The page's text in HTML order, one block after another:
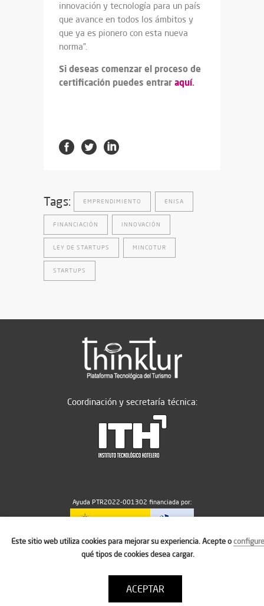
innovación y tecnología para un país
que avance en todos los ámbitos y
que ya es pionero con esta nueva
norma”.
Si deseas comenzar el proceso de
certificación puedes entrar aquí.
Tags: EMPRENDIMIENTO ENISA
FINANCIACIÓN INNOVACIÓN
LEY DE STARTUPS MINCOTUR
STARTUPS
Coordinación y secretaría técnica:
Ayuda PTR2022-001302 financiada por:
MICIU/AEI/10.13039/501100011033
Política de cookies
Condiciones de uso
Este sitio web utiliza cookies para mejorar su experiencia. Acepte oconfigure
qué tipos de cookies desea cargar.
ACEPTAR